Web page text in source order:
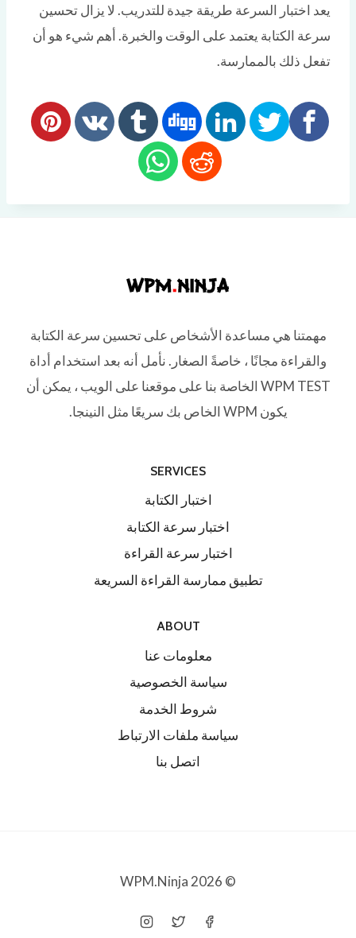
يعد اختبار السرعة طريقة جيدة للتدريب. لا يزال تحسين
سرعة الكتابة يعتمد على الوقت والخبرة. أهم شيء هو أن
تفعل ذلك بالممارسة.
مهمتنا هي مساعدة الأشخاص على تحسين سرعة الكتابة
والقراءة مجانًا ، خاصةً الصغار. نأمل أنه بعد استخدام أداة
WPM TEST الخاصة بنا على موقعنا على الويب ، يمكن أن
يكون WPM الخاص بك سريعًا مثل النينجا.
SERVICES
اختبار الكتابة
اختبار سرعة الكتابة
اختبار سرعة القراءة
تطبيق ممارسة القراءة السريعة
ABOUT
معلومات عنا
سياسة الخصوصية
شروط الخدمة
سياسة ملفات الارتباط
اتصل بنا
© 2026 WPM.Ninja